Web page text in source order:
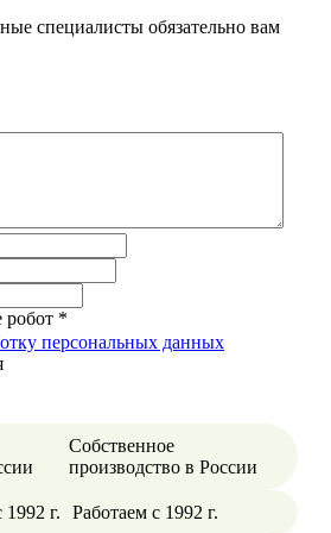
специалисты обязательно вам
робот *
персональных данных
Собственное
производство в России
Работаем с 1992 г.